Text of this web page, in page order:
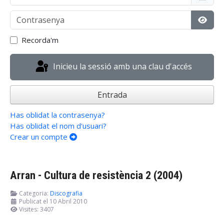
Contrasenya
Recorda'm
Inicieu la sessió amb una clau d'accés
Entrada
Has oblidat la contrasenya?
Has oblidat el nom d'usuari?
Crear un compte
Arran - Cultura de resistència 2 (2004)
Categoria: Discografia
Publicat el 10 Abril 2010
Visites: 3407